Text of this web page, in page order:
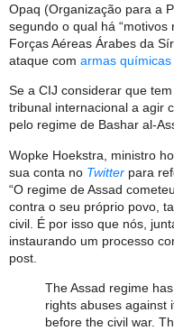
Opaq (Organização para a
segundo o qual há
Forças Aéreas Árabes da
ataque com armas químicas
Se a CIJ considerar que
tribunal internacional a agir
pelo regime de Bashar al-
Wopke Hoekstra, ministro
sua conta no Twitter para
“O regime de Assad
contra o seu próprio povo,
civil. É por isso que nós,
instaurando um processo
post.
The Assad regime
rights abuses against
before the civil war.